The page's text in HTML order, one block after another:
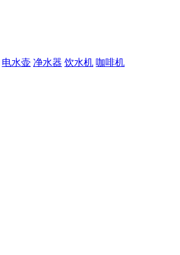
电水壶 净水器 饮水机 咖啡机